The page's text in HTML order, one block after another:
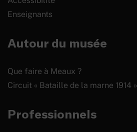
Enseignants
Autour du musée
Que faire à Meaux ?
Circuit « Bataille de la marne 1914 »
Professionnels